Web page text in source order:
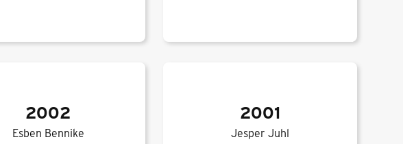
2002
Esben Bennike
2001
Jesper Juhl